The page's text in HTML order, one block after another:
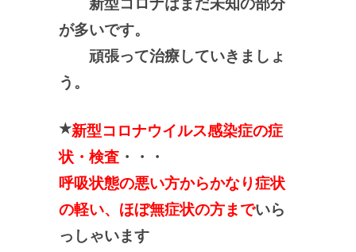
新型コロナはまだ未知の部分
が多いです。
頑張って治療していきましょ
う。
★新型コロナウイルス感染症の症
状・検査 ・・・
呼吸状態の悪い方からかなり症状
の軽い、ほぼ無症状の方までいら
っしゃいます